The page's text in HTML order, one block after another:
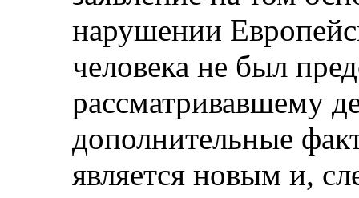
нарушении
человека не был
рассматривавшему
дополнительные
является новым и,